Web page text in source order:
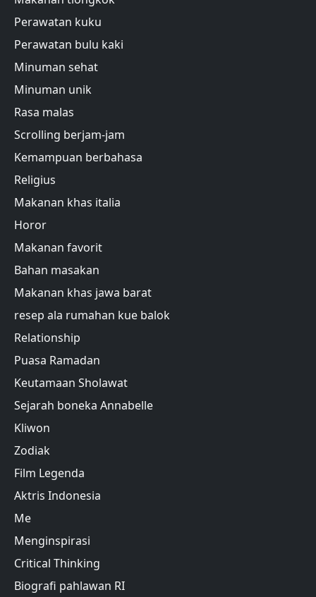
Perawatan kuku
Perawatan bulu kaki
Minuman sehat
Minuman unik
Rasa malas
Scrolling berjam-jam
Kemampuan berbahasa
Religius
Makanan khas italia
Horor
Makanan favorit
Bahan masakan
Makanan khas jawa barat
resep ala rumahan kue balok
Relationship
Puasa Ramadan
Keutamaan Sholawat
Sejarah boneka Annabelle
Kliwon
Zodiak
Film Legenda
Aktris Indonesia
Me
Menginspirasi
Critical Thinking
Biografi pahlawan RI